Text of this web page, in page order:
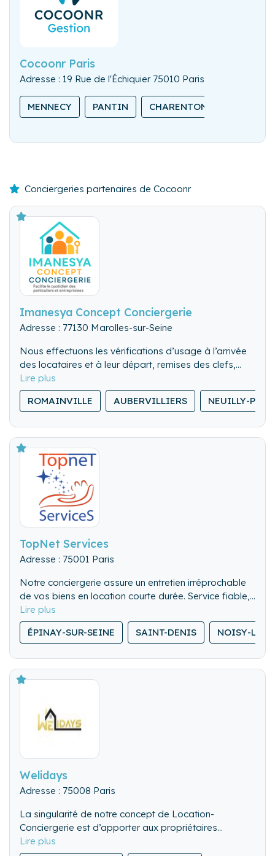
Cocoonr Paris
Adresse : 19 Rue de l'Échiquier 75010 Paris
MENNECY PANTIN CHARENTON-LE-PONT
Conciergeries partenaires de Cocoonr
Imanesya Concept Conciergerie
Adresse : 77130 Marolles-sur-Seine
Nous effectuons les vérifications d’usage à l’arrivée
des locataires et à leur départ, remises des clefs,
visite des lieux. Nous pouvons également gérer les
locations de dernière minute.
Nous nettoyons de fond en comble l’ensemble du
logement.
Nous lavons, repassons et rangeons le linge de
maison.
ROMAINVILLE AUBERVILLIERS NEUILLY-
TopNet Services
Adresse : 75001 Paris
Notre conciergerie assure un entretien irréprochable
de vos biens en location courte durée. Service fiable,
flexible et discret, pour valoriser chaque séjour.
ÉPINAY-SUR-SEINE
SAINT-DENIS NOISY-LE-
Welidays
Adresse : 75008 Paris
La singularité de notre concept de Location-
Conciergerie est d’apporter aux propriétaires
investisseurs des solutions de locations (courte durée,